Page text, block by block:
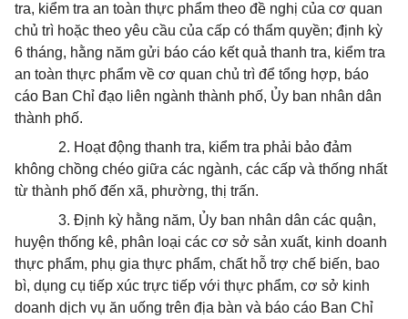
tra, kiểm tra an toàn thực phẩm theo đề nghị của cơ quan
chủ trì hoặc theo yêu cầu của cấp có thẩm quyền; định kỳ
6 tháng, hằng năm gửi báo cáo kết quả thanh tra, kiểm tra
an toàn thực phẩm về cơ quan chủ trì để tổng hợp, báo
cáo Ban Chỉ đạo liên ngành thành phố, Ủy ban nhân dân
thành phố.
2. Hoạt động thanh tra, kiểm tra phải bảo đảm
không chồng chéo giữa các ngành, các cấp và thống nhất
từ thành phố đến xã, phường, thị trấn.
3. Định kỳ hằng năm, Ủy ban nhân dân các quận,
huyện thống kê, phân loại các cơ sở sản xuất, kinh doanh
thực phẩm, phụ gia thực phẩm, chất hỗ trợ chế biến, bao
bì, dụng cụ tiếp xúc trực tiếp với thực phẩm, cơ sở kinh
doanh dịch vụ ăn uống trên địa bàn và báo cáo Ban Chỉ